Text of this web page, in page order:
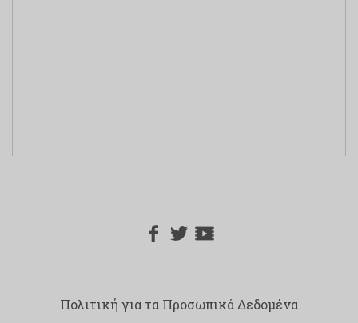
Πολιτική για τα Προσωπικά Δεδομένα